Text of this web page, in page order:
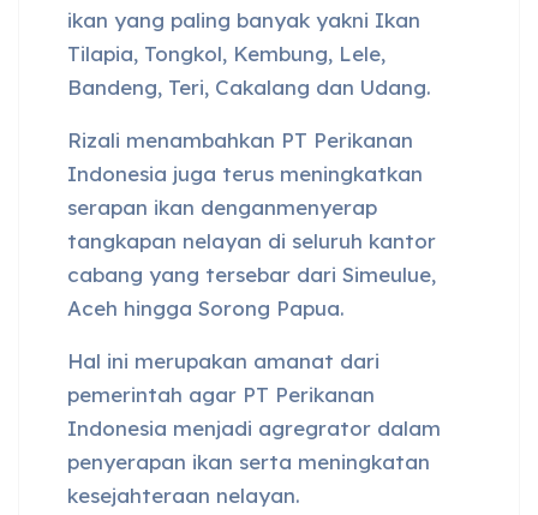
ikan yang paling banyak yakni Ikan
Tilapia, Tongkol, Kembung, Lele,
Bandeng, Teri, Cakalang dan Udang.
Rizali menambahkan PT Perikanan
Indonesia juga terus meningkatkan
serapan ikan denganmenyerap
tangkapan nelayan di seluruh kantor
cabang yang tersebar dari Simeulue,
Aceh hingga Sorong Papua.
Hal ini merupakan amanat dari
pemerintah agar PT Perikanan
Indonesia menjadi agregrator dalam
penyerapan ikan serta meningkatan
kesejahteraan nelayan.